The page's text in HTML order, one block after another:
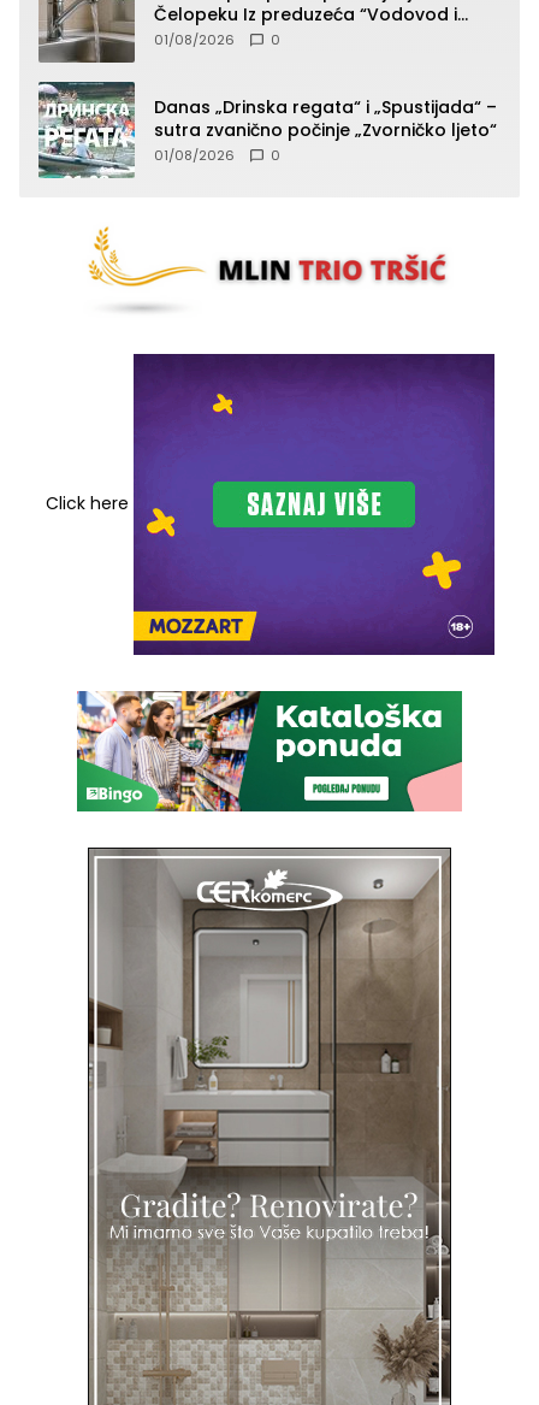
Čelopeku Iz preduzeća “Vodovod i
komunalije”
01/08/2026 0
Danas „Drinska regata“ i „Spustijada“ –
sutra zvanično počinje „Zvorničko ljeto“
01/08/2026 0
Click here